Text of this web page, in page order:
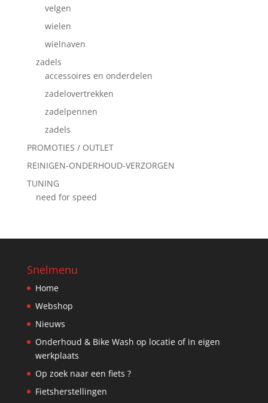
velgen
wielen
wielnaven
zadels
accessoires en onderdelen
zadelovertrekken
zadelpennen
zadels
PROMOTIES / OUTLET
REINIGEN-ONDERHOUD-VERZORGEN
TUNING
need for speed
Snelmenu
Home
Webshop
Nieuws
Onderhoud & Bike Wash op locatie of in eigen
werkplaats
Op zoek naar een fiets ?
Fietsherstellingen